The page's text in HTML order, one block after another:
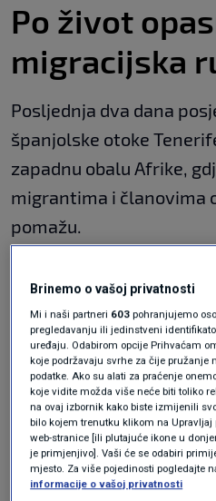
Po život
migracijska
Posljednja dva dana
španjolske otoke
zapadnu obalu Afrike,
migrantima i članovima
pomažu.
poruku da papa stoji
migrantima, rekla je
vodi glavnu nevladinu
Kanarskom otočju.
"Prvo što su mi migranti
pozvani na sastanak s
bezgranično zahvalni
Brinemo o vašoj privatnosti
Mi i naši partneri 603 pohranjujemo
pregledavanju ili jedinstveni
uređaju. Odabirom opcije Prihvaćam
koje podržavaju svrhe za čije pružanje
podatke. Ako su alati za praćenje
koje vidite možda više neće biti toliko
na ovaj izbornik kako biste izmijenili
bilo kojem trenutku klikom na
web-stranice [ili plutajuće ikone u
je primjenjivo]. Vaši će se odabiri
mjesto. Za više pojedinosti pogledajte
informacije o vašoj privatnosti